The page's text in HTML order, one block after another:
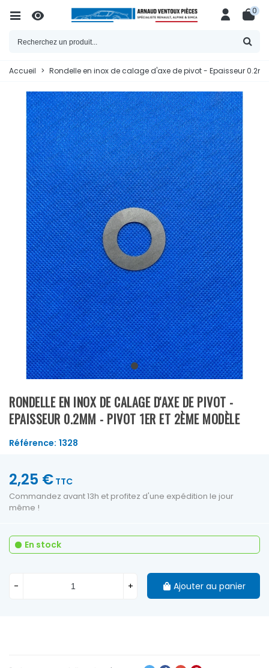
0
Accueil > Rondelle en inox de calage d'axe de pivot - Epaisseur
RONDELLE EN INOX DE CALAGE D'AXE DE PIVOT -
EPAISSEUR 0.2MM - PIVOT 1ER ET 2ÈME MODÈLE
Référence: 1328
2,25 € TTC
Commandez avant 13h et profitez d'une expédition le jour
même !
En stock
- + Ajouter au panier